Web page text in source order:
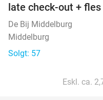
late check-out +
De Bij Middelburg
Middelburg
Solgt: 57
Eskl. ca.